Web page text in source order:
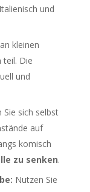
und
kleinen
teil. Die
und
Sie sich selbst
auf
komisch
zu senken.
Nutzen Sie